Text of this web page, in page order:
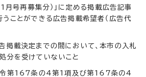
月号再募集分）」に定める掲載広告記事
うことができる広告掲載希望者（広告代
掲載決定までの間において、本市の入札
分を受けていないこと
令第167条の4第1項及び第167条の4